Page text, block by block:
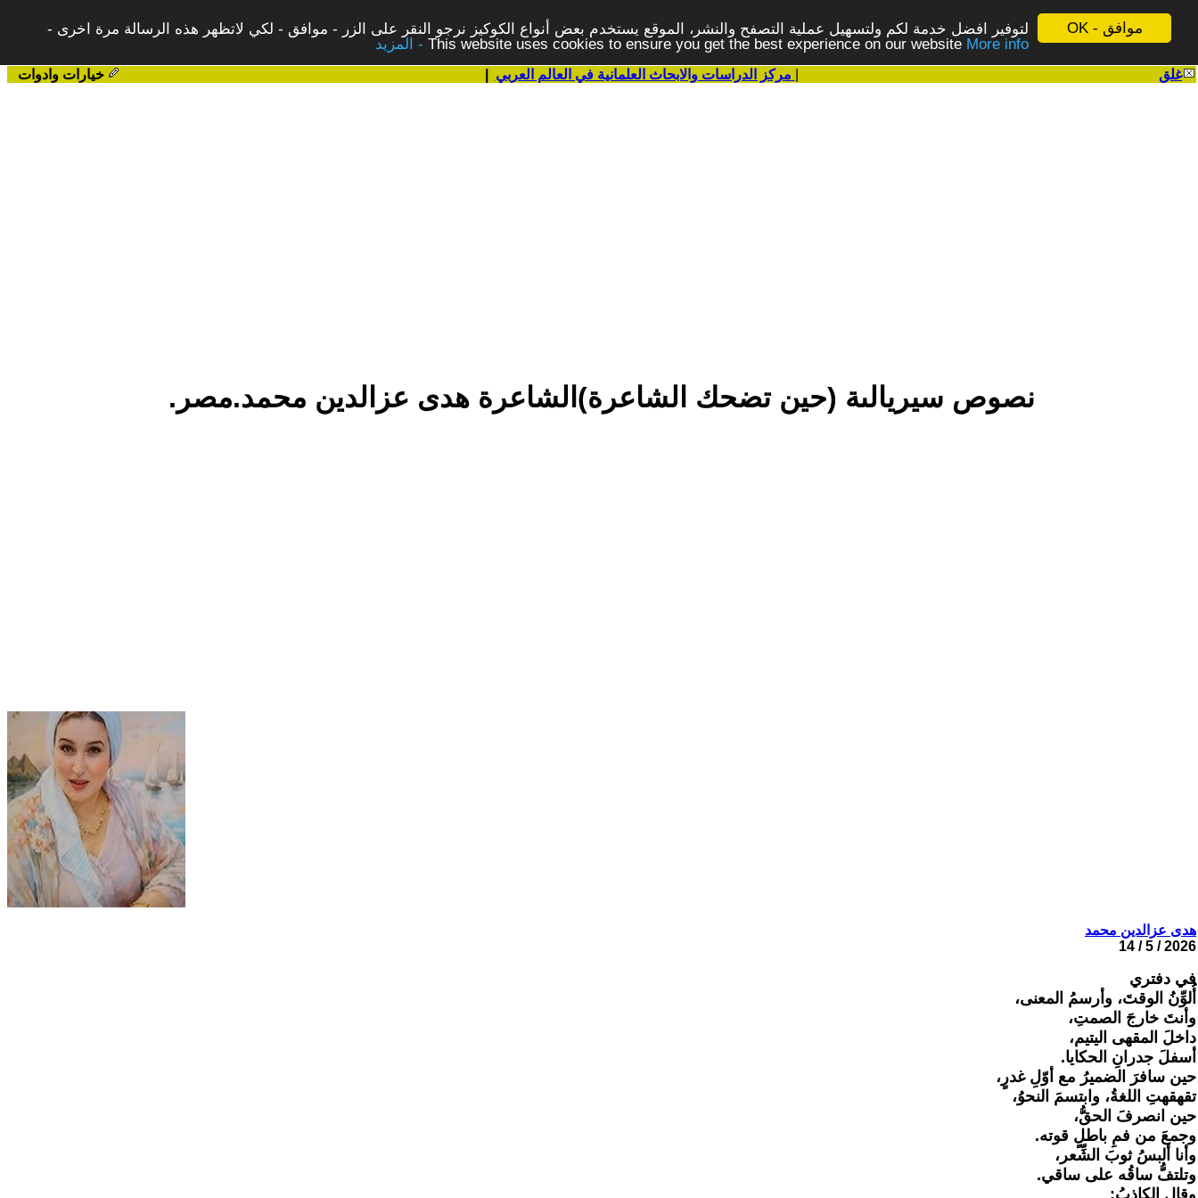
موافق - OK
لتوفير افضل خدمة لكم ولتسهيل عملية التصفح والنشر، الموقع يستخدم بعض أنواع الكوكيز نرجو النقر على الزر - موافق - لكي لاتظهر هذه الرسالة مرة اخرى -
This website uses cookies to ensure you get the best experience on our website More info - المزيد
غلق خيارات وادوات
نصوص سيريالىة (حين تضحك الشاعرة)الشاعرة هدى عزالدين محمد.مصر.
هدى عزالدين محمد
2026 / 5 / 14
في دفتري
أُلوِّنُ الوقتَ، وأرسمُ المعنى،
وأنتَ خارجَ الصمتِ،
داخلَ المقهى اليتيم،
أسفلَ جدرانِ الحكايا.
حين سافرَ الضميرُ مع أوّلِ غدرٍ،
تقهقهتِ اللغةُ، وابتسمَ النحوُ،
حين انصرفَ الحقُّ،
وجمعَ من فمِ باطلٍ قوته.
وأنا ألبسُ ثوبَ الشِّعر،
وتلتفُّ ساقُه على ساقي.
وقال الكاذبُ: